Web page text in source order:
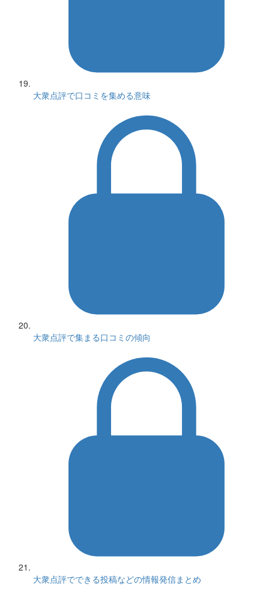
大衆点評で口コミを集める意味
大衆点評で集まる口コミの傾向
大衆点評でできる投稿などの情報発信まとめ